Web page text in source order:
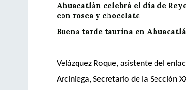
Ahuacatlán celebrá el día de
con rosca y chocolate
Buena tarde taurina en
Velázquez Roque, asistente del
Arciniega, Secretario de la Sección